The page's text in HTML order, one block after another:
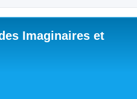
Imaginaires et